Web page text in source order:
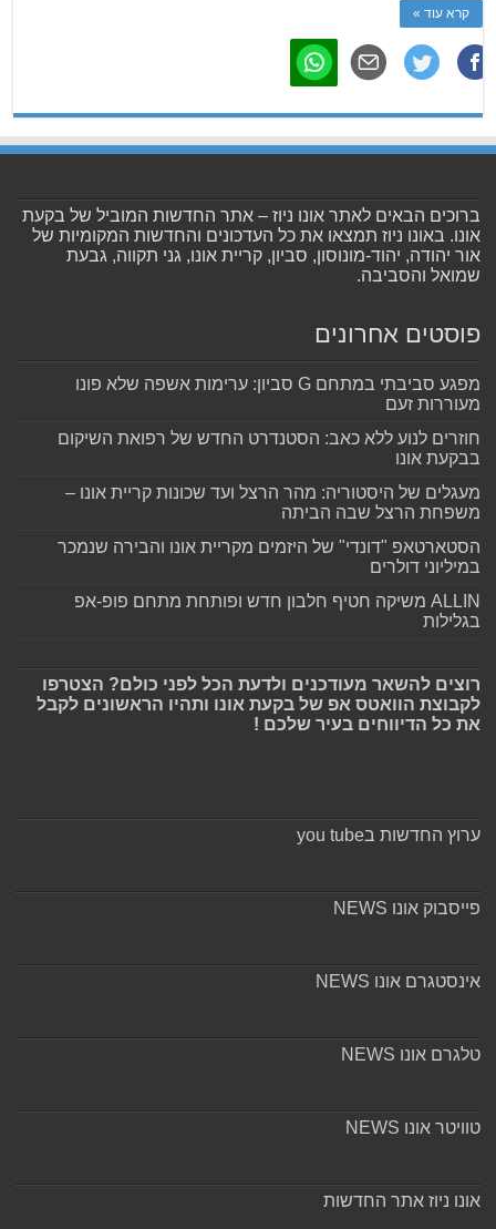
קרא עוד »
ברוכים הבאים לאתר אונו ניוז – אתר החדשות המוביל של בקעת
אונו. באונו ניוז תמצאו את כל העדכונים והחדשות המקומיות של
אור יהודה, יהוד-מונוסון, סביון, קריית אונו, גני תקווה, גבעת
שמואל והסביבה.
פוסטים אחרונים
מפגע סביבתי במתחם G סביון: ערימות אשפה שלא פונו
מעוררות זעם
חוזרים לנוע ללא כאב: הסטנדרט החדש של רפואת השיקום
בבקעת אונו
מעגלים של היסטוריה: מהר הרצל ועד שכונות קריית אונו –
משפחת הרצל שבה הביתה
הסטארטאפ "דונדי" של היזמים מקריית אונו והבירה שנמכר
במיליוני דולרים
ALLIN משיקה חטיף חלבון חדש ופותחת מתחם פופ-אפ
בגלילות
רוצים להשאר מעודכנים ולדעת הכל לפני כולם? הצטרפו
לקבוצת הוואטס אפ של בקעת אונו ותהיו הראשונים לקבל
את כל הדיווחים בעיר שלכם !
ערוץ החדשות בyou tube
פייסבוק אונו NEWS
אינסטגרם אונו NEWS
טלגרם אונו NEWS
טוויטר אונו NEWS
אונו ניוז אתר החדשות